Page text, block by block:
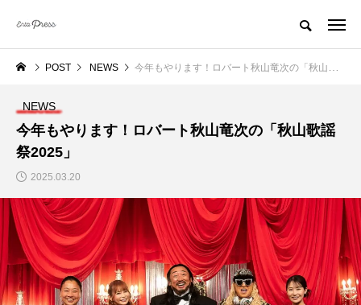
POST NEWS 今年もやります！ロバート秋山竜次の「秋山歌謡祭2025」
NEWS
今年もやります！ロバート秋山竜次の「秋山歌謡
祭2025」
2025.03.20